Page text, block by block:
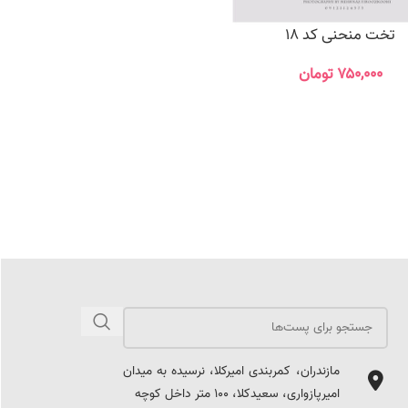
تخت منحنی کد 18
۷۵۰,۰۰۰تومان
مازندران، کمربندی امیرکلا، نرسیده به میدان
امیرپازواری، سعیدکلا، 100 متر داخل کوچه